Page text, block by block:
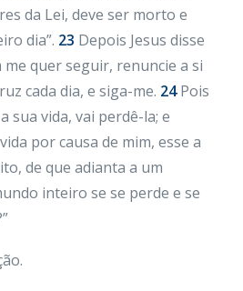
da Lei, deve ser morto e
dia”. 23 Depois Jesus disse
me quer seguir, renuncie a si
cada dia, e siga-me. 24Pois
sua vida, vai perdê-la; e
por causa de mim, esse a
de que adianta a um
inteiro se se perde e se